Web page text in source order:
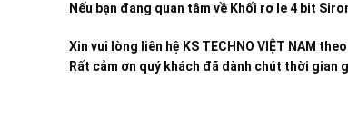
Nếu bạn đang quan tâm về Khối rơ le 4 bit
Xin vui lòng liên hệ KS TECHNO VIỆT NAM
Rất cảm ơn quý khách đã dành chút thời gian